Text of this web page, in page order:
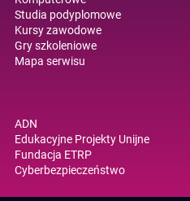
Studia podyplomowe
Kursy zawodowe
Gry szkoleniowe
Mapa serwisu
ADN
Edukacyjne Projekty Unijne
Fundacja ETRP
Cyberbezpieczeństwo